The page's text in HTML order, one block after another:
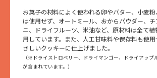
お菓子の材料によく使われる卵やバター、小麦粉
は使用せず、オートミール、おからパウダー、
ニ、ドライフルーツ、米油など、原材料は全て
用しています。また、人工甘味料や保存料も使
さしいクッキーに仕上げました。
（※ドライストロベリー、ドライマンゴー、ドライアップ
が含まれています。）